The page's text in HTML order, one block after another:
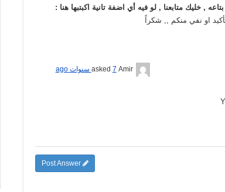
, خليك متابعنا , لو فيه أي اضفة تانية اكبتبها هنا :
او نفي منكم ,, شكراً
Amir 7 سنوات ago